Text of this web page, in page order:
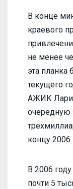
В конце
краевого
не менее
эта планка
текущего
АЖИК
очередную
концу 2006
В 2006
почти 5